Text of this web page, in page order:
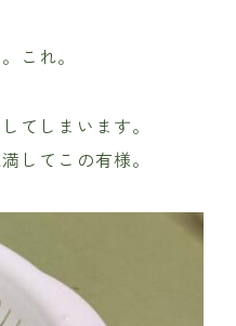
これ。
てしまいます。
してこの有様。